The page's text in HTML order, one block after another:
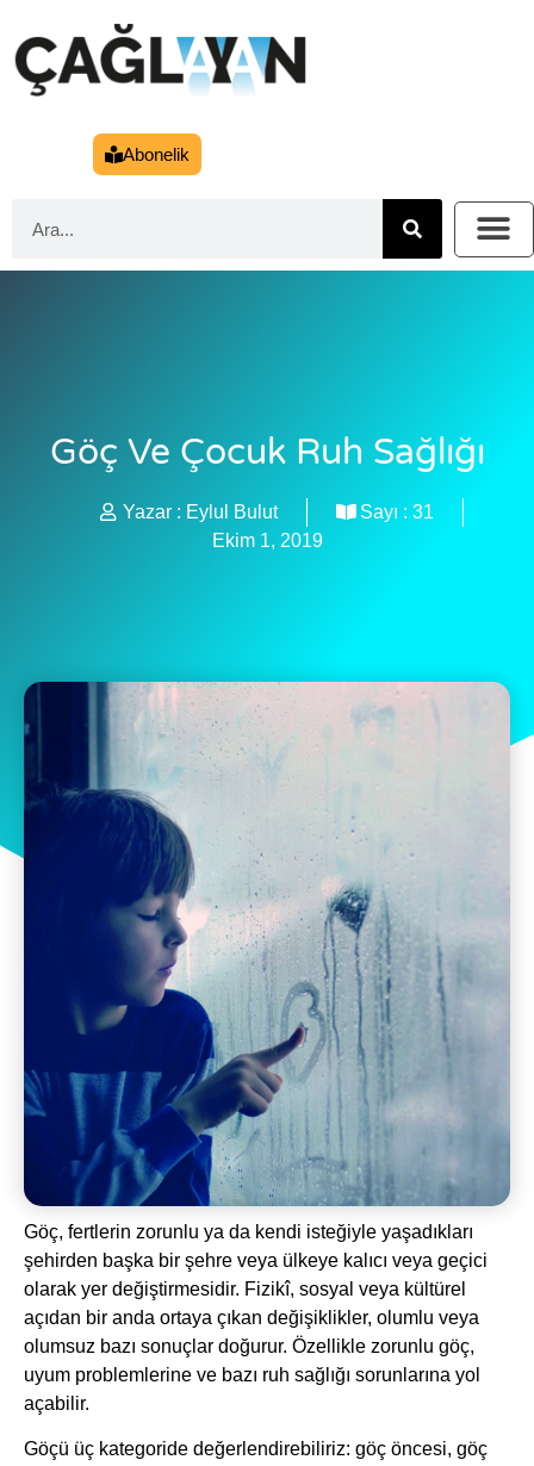
Abonelik
Göç Ve Çocuk Ruh Sağlığı
Yazar : Eylul Bulut Sayı : 31
Ekim 1, 2019
Göç, fertlerin zorunlu ya da kendi isteğiyle yaşadıkları
şehirden başka bir şehre veya ülkeye kalıcı veya geçici
olarak yer değiştirmesidir. Fizikî, sosyal veya kültürel
açıdan bir anda ortaya çıkan değişiklikler, olumlu veya
olumsuz bazı sonuçlar doğurur. Özellikle zorunlu göç,
uyum problemlerine ve bazı ruh sağlığı sorunlarına yol
açabilir.
Göçü üç kategoride değerlendirebiliriz: göç öncesi, göç